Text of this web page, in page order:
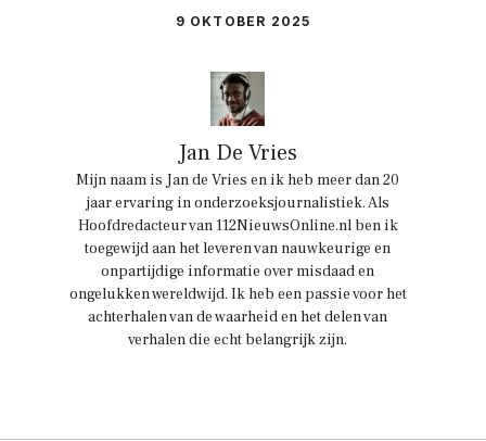
9 OKTOBER 2025
Jan De Vries
Mijn naam is Jan de Vries en ik heb meer dan 20
jaar ervaring in onderzoeksjournalistiek. Als
Hoofdredacteur van 112NieuwsOnline.nl ben ik
toegewijd aan het leveren van nauwkeurige en
onpartijdige informatie over misdaad en
ongelukken wereldwijd. Ik heb een passie voor het
achterhalen van de waarheid en het delen van
verhalen die echt belangrijk zijn.